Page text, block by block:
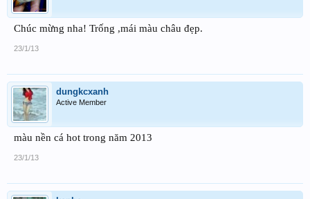
Chúc mừng nha! Trống ,mái màu châu đẹp.
23/1/13
dungkcxanh
Active Member
màu nền cá hot trong năm 2013
23/1/13